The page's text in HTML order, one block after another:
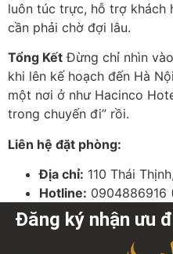
luôn túc trực, hỗ trợ khách
cần phải chờ đợi lâu.
Tổng Kết Đừng chỉ nhìn
khi lên kế hoạch đến Hà
một nơi ở như Hacinco
trong chuyến đi” rồi.
Liên hệ đặt phòng:
Địa chỉ: 110 Thái
Hotline: 0904886916
Đăng ký nhận ưu